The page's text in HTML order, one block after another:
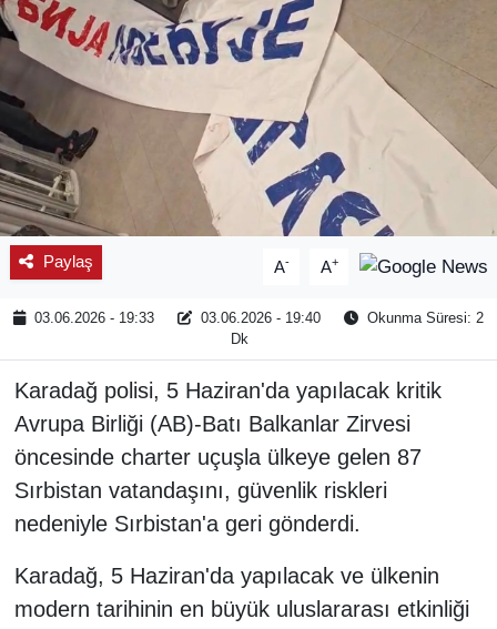
Paylaş A- A+
03.06.2026 - 19:33 03.06.2026 - 19:40
Okunma Süresi: 2
Dk
Karadağ polisi, 5 Haziran'da yapılacak kritik
Avrupa Birliği (AB)-Batı Balkanlar Zirvesi
öncesinde charter uçuşla ülkeye gelen 87
Sırbistan vatandaşını, güvenlik riskleri
nedeniyle Sırbistan'a geri gönderdi.
Karadağ, 5 Haziran'da yapılacak ve ülkenin
modern tarihinin en büyük uluslararası etkinliği